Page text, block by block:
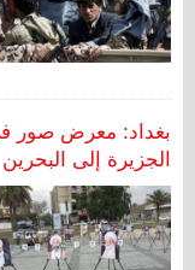
بغداد: معرض صور
الجزيرة إلى البحرين